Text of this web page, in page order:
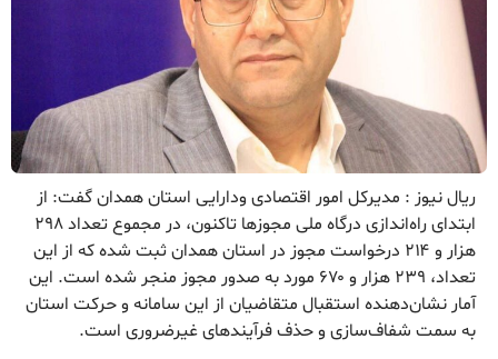
ریال نیوز : مدیرکل امور اقتصادی ودارایی استان همدان گفت: از
ابتدای راه‌اندازی درگاه ملی مجوزها تاکنون، در مجموع تعداد ۲۹۸
هزار و ۲۱۴ درخواست مجوز در استان همدان ثبت شده که از این
تعداد، ۲۳۹ هزار و ۶۷۰ مورد به صدور مجوز منجر شده است. این
آمار نشان‌دهنده استقبال متقاضیان از این سامانه و حرکت استان
به سمت شفاف‌سازی و حذف فرآیندهای غیرضروری است.